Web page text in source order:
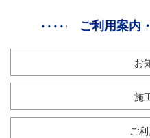
ご利用案内
お
施
ご